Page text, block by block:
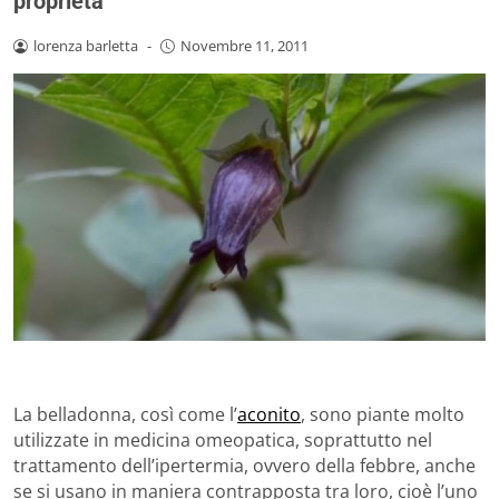
lorenza barletta - Novembre 11, 2011
La belladonna, così come l’aconito, sono piante molto
utilizzate in medicina omeopatica, soprattutto nel
trattamento dell’ipertermia, ovvero della febbre, anche
se si usano in maniera contrapposta tra loro, cioè l’uno